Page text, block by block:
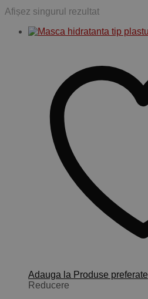
Afișez singurul rezultat
Adauga la Produse preferate
Reducere